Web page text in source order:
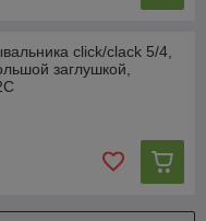
click/clack 5/4,
заглушкой,